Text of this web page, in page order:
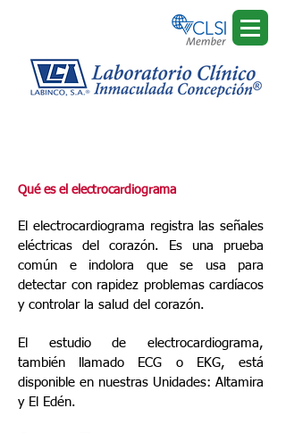
Qué es el electrocardiograma
El electrocardiograma registra las señales
eléctricas del corazón. Es una prueba
común e indolora que se usa para
detectar con rapidez problemas cardíacos
y controlar la salud del corazón.
El estudio de electrocardiograma,
también llamado ECG o EKG, está
disponible en nuestras Unidades: Altamira
y El Edén.